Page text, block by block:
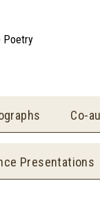
Poetry
Co-
Presentations